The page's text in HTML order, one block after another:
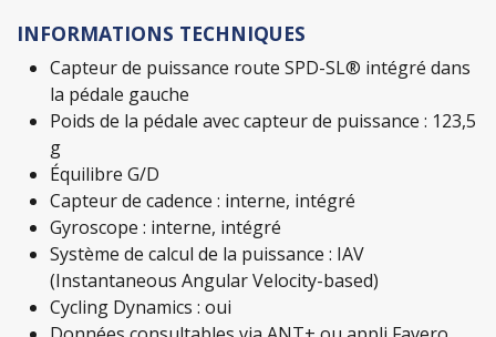
INFORMATIONS TECHNIQUES
Capteur de puissance route SPD-SL® intégré dans
la pédale gauche
Poids de la pédale avec capteur de puissance : 123,5
g
Équilibre G/D
Capteur de cadence : interne, intégré
Gyroscope : interne, intégré
Système de calcul de la puissance : IAV
(Instantaneous Angular Velocity-based)
Cycling Dynamics : oui